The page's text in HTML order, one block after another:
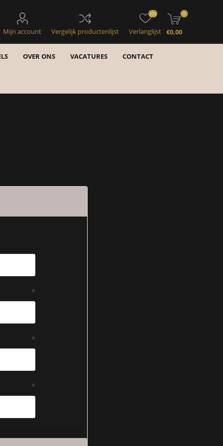
Mijn account Vergelijk productenlijst Verlanglijst
(0) 0
€0,00
OVER ONS VACATURES CONTACT
*
*
*